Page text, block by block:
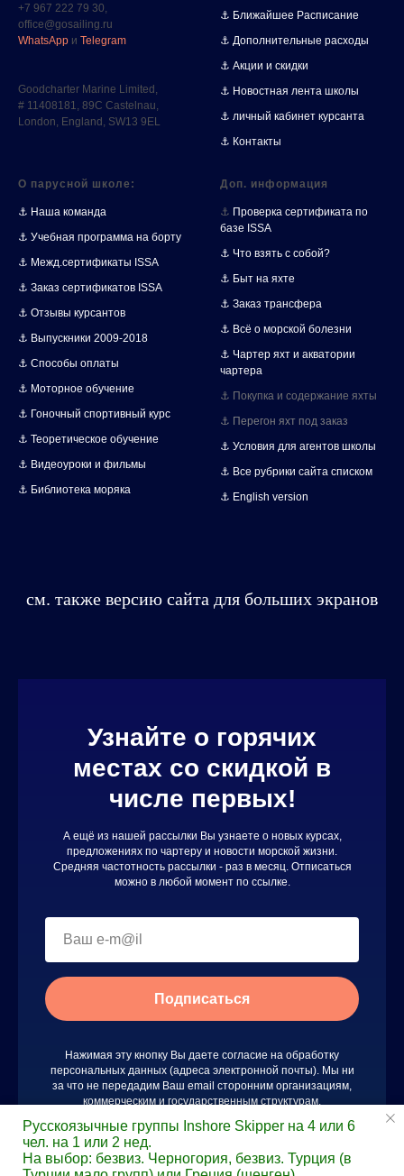
Русскоязычные группы Inshore Skipper на 4 или 6
чел. на 1 или 2 нед.
На выбор: безвиз. Черногория, безвиз. Турция (в
+7 967 222 79 30,
office@gosailing.ru
WhatsApp и Telegram
Goodcharter Marine Limited,
# 11408181, 89C Castelnau,
London, England, SW13 9EL
⚓ Ближайшее Расписание
⚓ Дополнительные расходы
⚓ Акции и скидки
⚓ Новостная лента школы
⚓ личный кабинет курсанта
⚓ Контакты
О парусной школе:
⚓ Наша команда
⚓ Учебная программа на борту
⚓ Межд.сертификаты ISSA
⚓ Заказ сертификатов ISSA
⚓ Отзывы курсантов
⚓ Выпускники 2009-2018
⚓ Способы оплаты
⚓ Моторное обучение
⚓ Гоночный спортивный курс
⚓ Теоретическое обучение
⚓ Видеоуроки и фильмы
⚓ Библиотека моряка
Доп. информация
⚓ Проверка сертификата по
базе ISSA
⚓ Что взять с собой?
⚓ Быт на яхте
⚓ Заказ трансфера
⚓ Всё о морской болезни
⚓ Чартер яхт и акватории
чартера
⚓ Покупка и содержание яхты
⚓ Перегон яхт под заказ
⚓ Условия для агентов школы
⚓ Все рубрики сайта списком
⚓ English version
см. также версию сайта для больших экранов
Узнайте о горячих
местах со скидкой в
числе первых!
А ещё из нашей рассылки Вы узнаете о новых курсах,
предложениях по чартеру и новости морской жизни.
Средняя частотность рассылки - раз в месяц. Отписаться
можно в любой момент по ссылке.
Подписаться
Нажимая эту кнопку Вы даете согласие на обработку
персональных данных (адреса электронной почты). Мы ни
за что не передадим Ваш email сторонним организациям,
коммерческим и государственным структурам.